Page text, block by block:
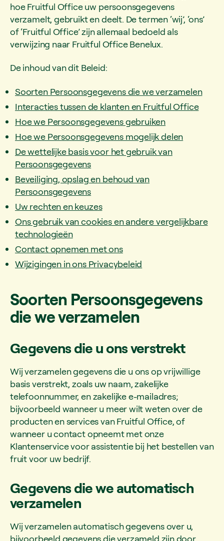
hoe Fruitful Office uw persoonsgegevens
verzamelt, gebruikt en deelt. De termen ‘wij’, ‘ons’
of ‘Fruitful Office’ zijn allemaal bedoeld als
verwijzing naar Fruitful Office Benelux.
De inhoud van dit Beleid:
Soorten Persoonsgegevens die we verzamelen
Interacties tussen de klanten en Fruitful Office
Hoe we Persoonsgegevens gebruiken
Hoe we Persoonsgegevens mogelijk delen
De wettelijke basis voor het gebruik van
Persoonsgegevens
Beveiliging, opslag en behoud van
Persoonsgegevens
Uw rechten en keuzes
Ons gebruik van cookies en andere vergelijkbare
technologieën
Contact opnemen met ons
Wijzigingen in ons Privacybeleid
Soorten Persoonsgegevens
die we verzamelen
Gegevens die u ons verstrekt
Wij verzamelen gegevens die u ons op vrijwillige
basis verstrekt, zoals uw naam, zakelijke
telefoonnummer, en zakelijke e-mailadres;
bijvoorbeeld wanneer u meer wilt weten over de
producten en services van Fruitful Office, of
wanneer u contact opneemt met onze
Klantenservice voor assistentie bij het bestellen van
fruit voor uw bedrijf.
Gegevens die we automatisch
verzamelen
Wij verzamelen automatisch gegevens over u,
bijvoorbeeld gegevens die verzameld zijn door